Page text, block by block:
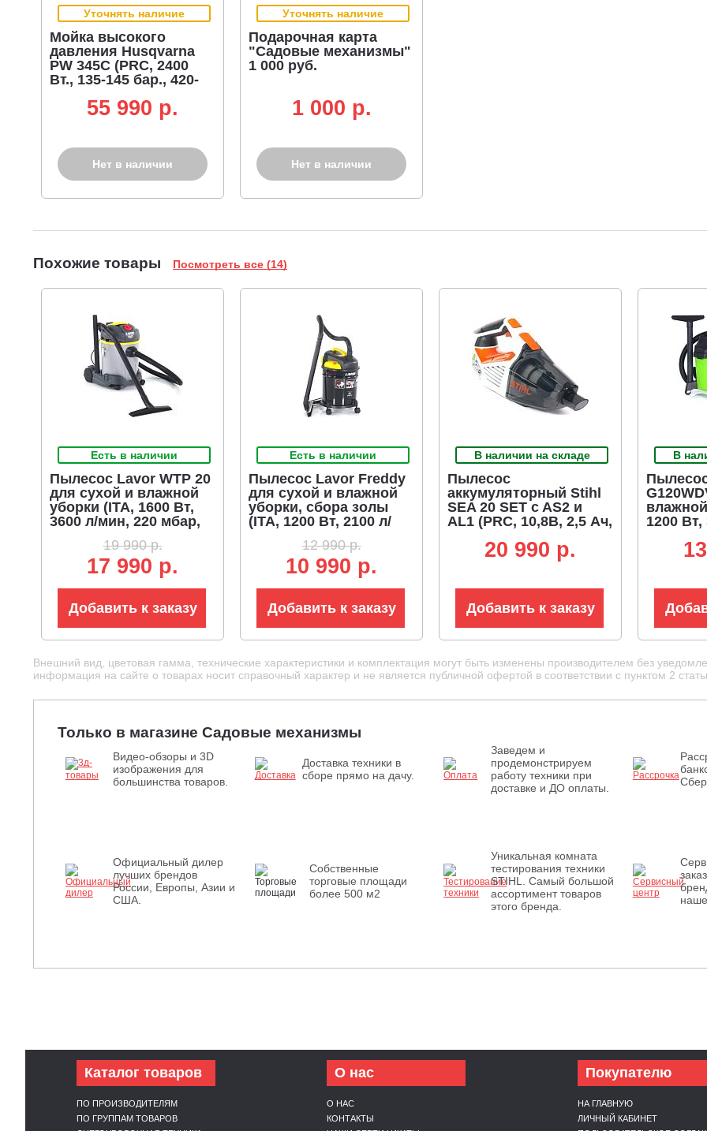
Уточнять наличие
Мойка высокого
давления Husqvarna
PW 345C (PRC, 2400
Вт., 135-145 бар., 420-
8 м., 13,2 кг.)
55 990 p.
Нет в наличии
Уточнять наличие
Подарочная карта
"Садовые механизмы"
1 000 руб.
1 000 p.
Нет в наличии
Похожие товары Посмотреть все (14)
Есть в наличии
Пылесос Lavor WTP 20
для сухой и влажной
уборки (ITA, 1600 Вт,
3600 л/мин, 220 мбар,
2 м, 6.5 кг)19 990 р.
17 990 р.
Добавить к заказу
Есть в наличии
Пылесос Lavor Freddy
для сухой и влажной
уборки, сбора золы
(ITA, 1200 Вт, 2100 л/
контейнер 20 л., шланг
1.5 м., 7 кг.)
12 990 р.
10 990 р.
Добавить к заказу
В наличии на складе
Пылесос
аккумуляторный Stihl
SEA 20 SET c AS2 и
AL1 (PRC, 10,8В, 2,5 Ач,
контейнер 0,75 л,
20 990 p.
Добавить к заказу
В
1200
2 м, 8.4
Внешний вид, цветовая гамма, технические характеристики и комплектация могут быть изменены производителем без
информация на сайте о товарах носит справочный характер и не является публичной офертой в соответствии с пунктом 2
Только в магазине Садовые механизмы
Видео-обзоры и 3D
изображения для
большинства товаров.
Доставка техники в
сборе прямо на дачу.
Заведем и
продемонстрируем
работу техники при
доставке и ДО оплаты.
Сбер.
Официальный дилер
лучших брендов
России, Европы, Азии и
США.
Собственные
торговые площади
более 500 м2
Уникальная комната
тестирования техники
STIHL. Самый большой
ассортимент товаров
этого бренда.
Каталог товаров
ПО ПРОИЗВОДИТЕЛЯМ
ПО ГРУППАМ ТОВАРОВ
О нас
О НАС
КОНТАКТЫ
Покупателю
НА ГЛАВНУЮ
ЛИЧНЫЙ КАБИНЕТ